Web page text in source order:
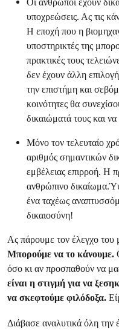
υποχρεώσεις. Ας τις
Η εποχή που η
υποστηρικτές της
πρακτικές τους
δεν έχουν άλλη
την επιστήμη και
κοινότητες θα
δικαιώματά τους και
Μόνο τον τελευταίο
αριθμός σημαντικών
εμβέλειας επιρροή. Η
ανθρώπινο
ένα ταχέως
δικαιοσύνη!
Ας πάρουμε τον έλεγχο του
Μπορούμε να το κάνουμε.
όσο κι αν προσπαθούν να
είναι η στιγμή για να
να σκεφτούμε φιλόδοξα.
Διάβασε αναλυτικά όλη την